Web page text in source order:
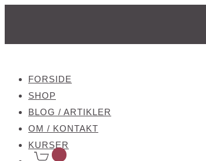
FORSIDE
SHOP
BLOG / ARTIKLER
OM / KONTAKT
KURSER